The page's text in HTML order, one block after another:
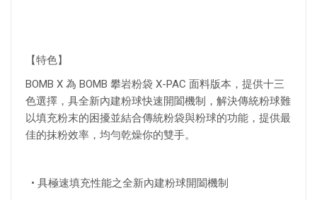
【特色】
BOMB X 為 BOMB 攀岩粉袋 X-PAC 面料版本，提供十三
色選擇，具全新內建粉球快速開闔機制，解決傳統粉球難
以填充粉末的困擾並結合傳統粉袋與粉球的功能，提供最
佳的抹粉效率，均勻乾燥你的雙手。
• 具極速填充性能之全新內建粉球開闔機制